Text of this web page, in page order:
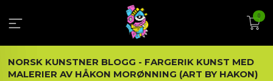
innholdet
0
NORSK KUNSTNER BLOGG - FARGERIK KUNST MED
MALERIER AV HÅKON MORØNNING (ART BY HAKON)